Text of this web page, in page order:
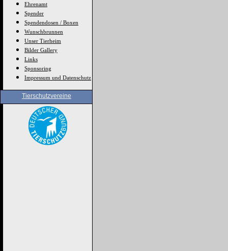
Ehrenamt
Spender
Spendendosen / Boxen
Wunschbrunnen
Unser Tierheim
Bilder Gallery
Links
Sponsoring
Impressum und Datenschutz
Tierschutzvereine